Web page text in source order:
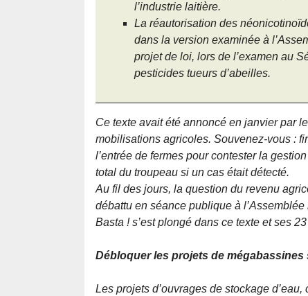
l’industrie laitière.
La réautorisation des
dans la version examinée à
projet de loi, lors de l’examen au
pesticides tueurs d’abeilles.
Ce texte avait été annoncé en janvier par
mobilisations agricoles. Souvenez-vous :
l’entrée de fermes pour contester la
total du troupeau si un cas était détecté.
Au fil des jours, la question du revenu
débattu en séance publique à
Basta ! s’est plongé dans ce texte et ses
Débloquer les projets de
Les projets d’ouvrages de stockage